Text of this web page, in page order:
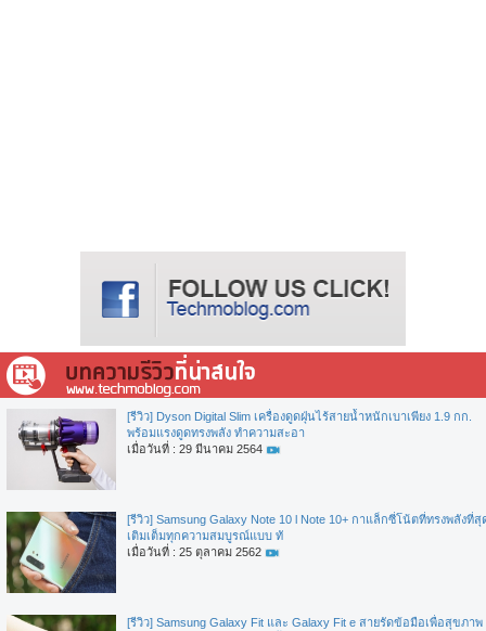
[รีวิว] Dyson Digital Slim เครื่องดูดฝุ่นไร้สายน้ำหนักเบาเพียง 1.9 กก.
พร้อมแรงดูดทรงพลัง ทำความสะอา
เมื่อวันที่ : 29 มีนาคม 2564
[รีวิว] Samsung Galaxy Note 10 l Note 10+ กาแล็กซี่โน้ตที่ทรงพลังที่สุ
เติมเต็มทุกความสมบูรณ์แบบ ทั
เมื่อวันที่ : 25 ตุลาคม 2562
[รีวิว] Samsung Galaxy Fit และ Galaxy Fit e สายรัดข้อมือเพื่อสุขภาพ